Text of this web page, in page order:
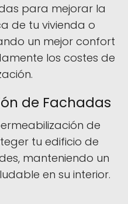
para mejorar la
de tu vivienda o
un mejor confort
los costes de
de Fachadas
de
tu edificio de
manteniendo un
en su interior.